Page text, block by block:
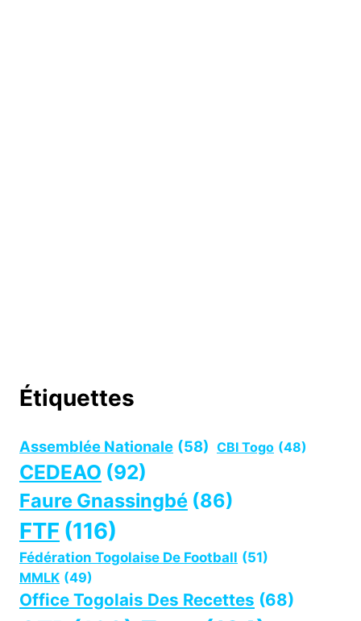
Étiquettes
Assemblée Nationale (58) CBI Togo (48)
CEDEAO (92)
Faure Gnassingbé (86)
FTF (116)
Fédération Togolaise De Football (51)
MMLK (49)
Office Togolais Des Recettes (68)